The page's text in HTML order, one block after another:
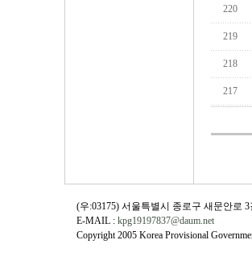
220
219
218
217
(우:03175) 서울특별시 종로구 새문안로 3
E-MAIL : kpg19197837@daum.net
Copyright 2005 Korea Provisional